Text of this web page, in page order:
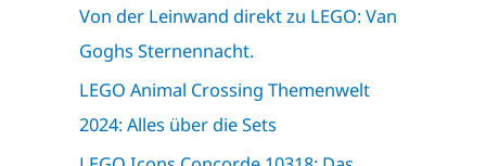
Von der Leinwand direkt zu LEGO: Van
Goghs Sternennacht.
LEGO Animal Crossing Themenwelt
2024: Alles über die Sets